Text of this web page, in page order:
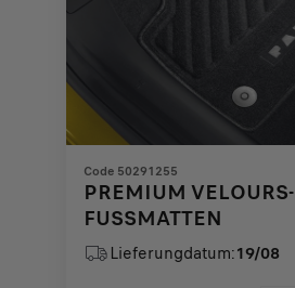
Code 50291255
PREMIUM VELOURS-
FUSSMATTEN
Lieferungdatum:19/08